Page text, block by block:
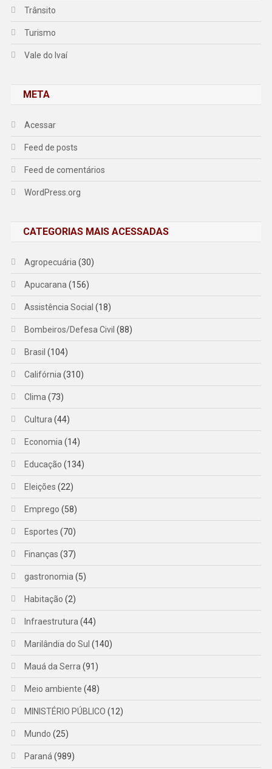
Trânsito
Turismo
Vale do Ivaí
META
Acessar
Feed de posts
Feed de comentários
WordPress.org
CATEGORIAS MAIS ACESSADAS
Agropecuária (30)
Apucarana (156)
Assistência Social (18)
Bombeiros/Defesa Civil (88)
Brasil (104)
Califórnia (310)
Clima (73)
Cultura (44)
Economia (14)
Educação (134)
Eleições (22)
Emprego (58)
Esportes (70)
Finanças (37)
gastronomia (5)
Habitação (2)
Infraestrutura (44)
Marilândia do Sul (140)
Mauá da Serra (91)
Meio ambiente (48)
MINISTÉRIO PÚBLICO (12)
Mundo (25)
Paraná (989)